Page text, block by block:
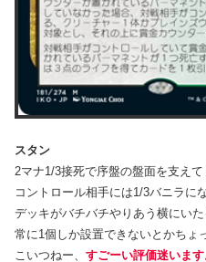
スタン
2マナ1/3接死で序盤の盤面を支えて
コントロール相手には1/3バニラに
デッキがバチバチやりあう横にいた
常に1個しか設置できないとかちょ
こいつねー、 すごーい評価迷います